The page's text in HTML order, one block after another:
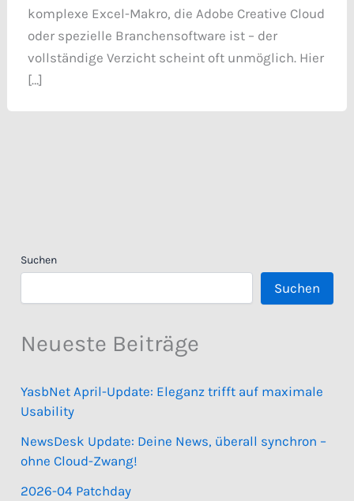
komplexe Excel-Makro, die Adobe Creative Cloud
oder spezielle Branchensoftware ist – der
vollständige Verzicht scheint oft unmöglich. Hier
[…]
Suchen
Suchen
Neueste Beiträge
YasbNet April-Update: Eleganz trifft auf maximale
Usability
NewsDesk Update: Deine News, überall synchron –
ohne Cloud-Zwang!
2026-04 Patchday